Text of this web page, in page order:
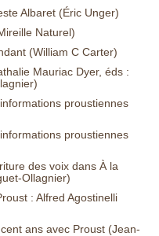
Albaret (Éric Unger)
Naturel)
(William C Carter)
Mauriac Dyer, éds :
proustiennes
proustiennes
des voix dans À la
Ollagnier)
: Alfred Agostinelli
ans avec Proust (Jean-